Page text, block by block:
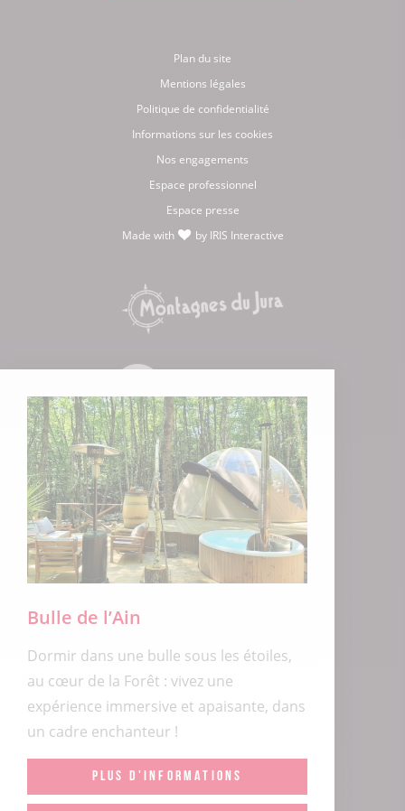
Bulle de l’Ain
Dormir dans une bulle sous les étoiles,
au cœur de la Forêt : vivez une
expérience immersive et apaisante, dans
un cadre enchanteur !
PLUS D'INFORMATIONS
Plan du site
Mentions légales
Politique de confidentialité
Informations sur les cookies
Nos engagements
Espace professionnel
Espace presse
Made with
by IRIS Interactive